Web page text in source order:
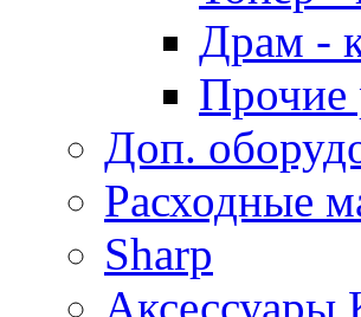
Драм -
Прочие
Доп.
Расходные
Sharp